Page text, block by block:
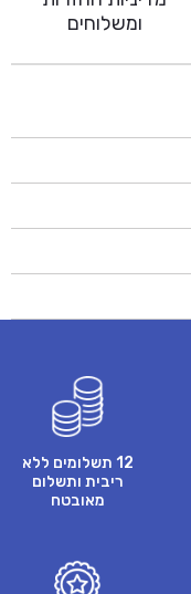
ומשלוחים
12 תשלומים ללא
ריבית ותשלום
מאובטח